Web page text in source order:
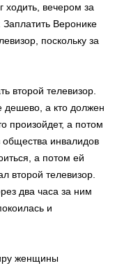
ходить, вечером за
Веронике
поскольку за
второй телевизор.
дешево, а кто должен
произойдет, а потом
общества инвалидов
а потом ей
второй телевизор.
два часа за ним
и
женщины